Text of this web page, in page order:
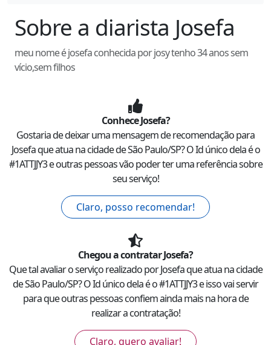
Sobre a diarista Josefa
meu nome é josefa conhecida por josy tenho 34 anos sem
vício,sem filhos
ConheceJosefa?
Gostaria de deixar uma mensagem de recomendação para
Josefaque atua na cidade deSão Paulo/SP? O Id único dela é o
#1ATTJJY3e outras pessoas vão poder ter uma referência sobre
seu serviço!
Claro, posso recomendar!
Chegou a contratarJosefa?
Que tal avaliar o serviço realizado porJosefaque atua na cidade
deSão Paulo/SP? O Id único dela é o #1ATTJJY3e isso vai servir
para que outras pessoas confiem ainda mais na hora de
realizar a contratação!
Claro, quero avaliar!